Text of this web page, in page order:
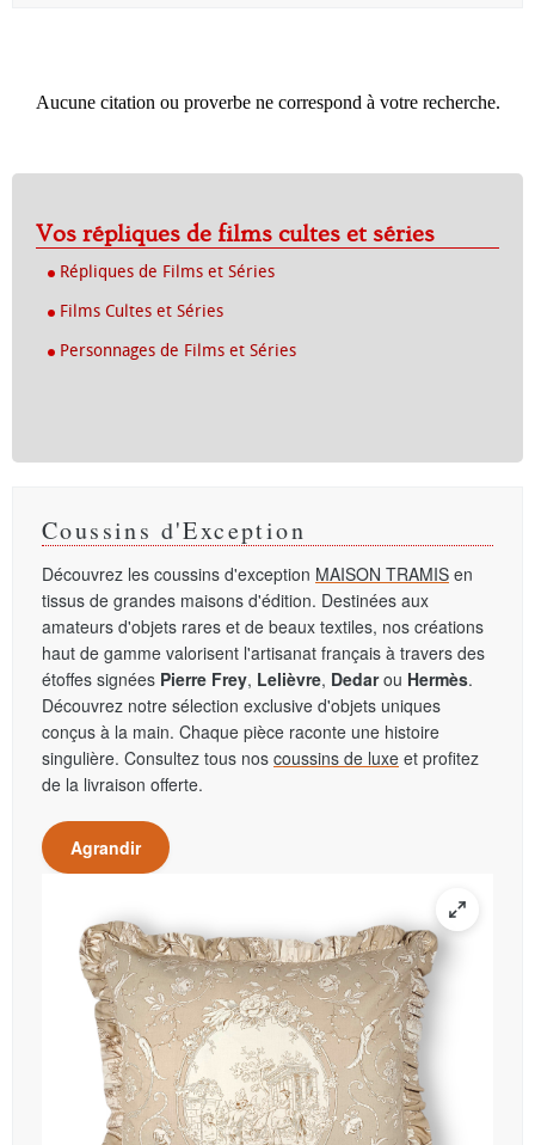
Aucune citation ou proverbe ne correspond à votre recherche.
Vos répliques de films cultes et séries
Répliques de Films et Séries
Films Cultes et Séries
Personnages de Films et Séries
Coussins d'Exception
Découvrez les coussins d'exception MAISON TRAMIS en
tissus de grandes maisons d'édition. Destinées aux
amateurs d'objets rares et de beaux textiles, nos créations
haut de gamme valorisent l'artisanat français à travers des
étoffes signées Pierre Frey, Lelièvre, Dedarou Hermès.
Découvrez notre sélection exclusive d'objets uniques
conçus à la main. Chaque pièce raconte une histoire
singulière. Consultez tous nos coussins de luxe et profitez
de la livraison offerte.
Agrandir